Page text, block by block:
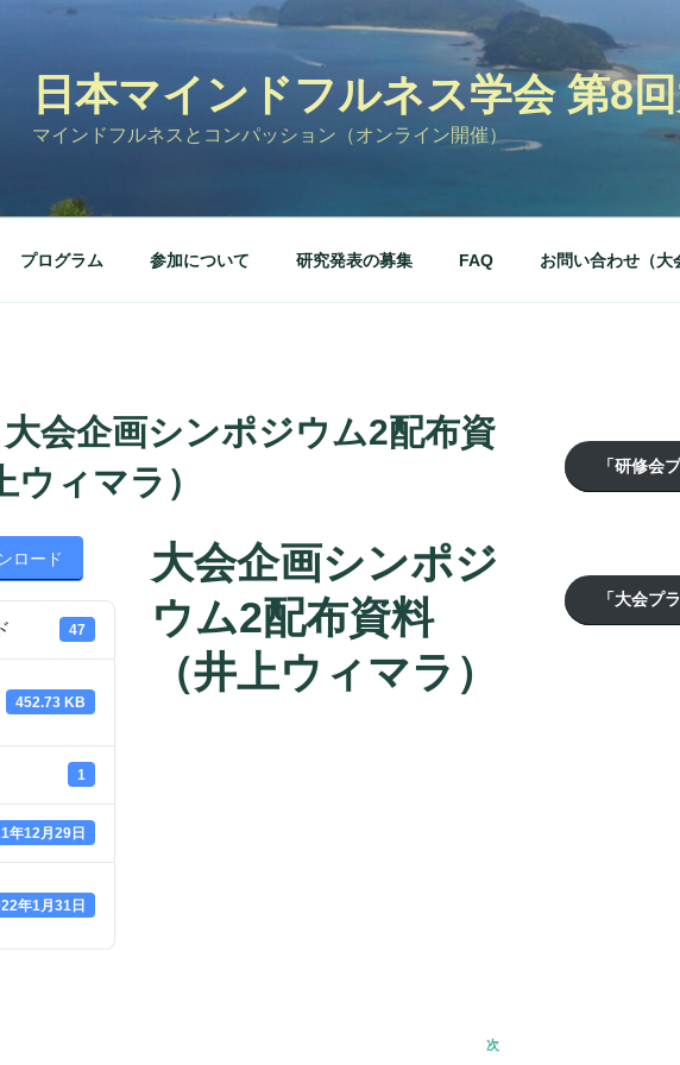
日本マインドフルネス学会 第8
マインドフルネスとコンパッション（オンライン開催）
プログラム 参加について 研究発表の募集 FAQ お問い合わせ（大
会企画シンポジウム2配布資
ウィマラ）
ロード
47
452.73 KB
1
年12月29日
年1月31日
大会企画シンポジ
ウム2配布資料
（井上ウィマラ）
次
次
「研修会
「大会プ